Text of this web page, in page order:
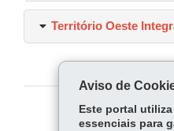
Território Oeste
Aviso de
Este portal
essenciais para